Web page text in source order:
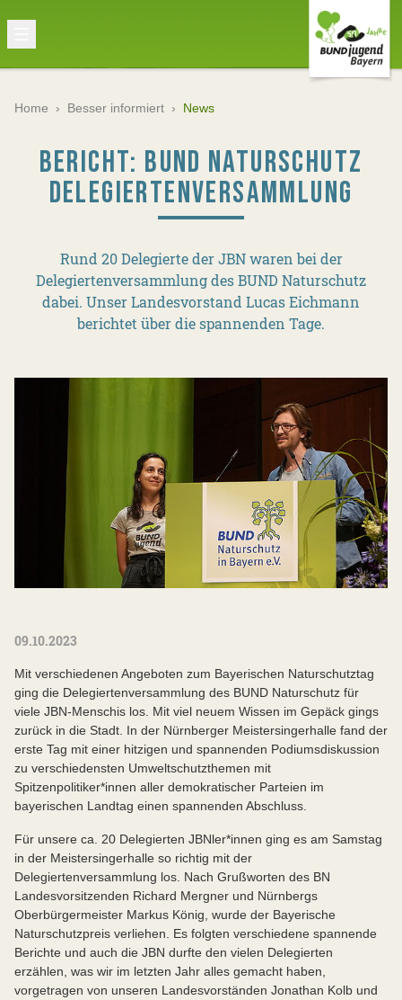
Home › Besser informiert › News
BERICHT: BUND NATURSCHUTZ
DELEGIERTENVERSAMMLUNG
Rund 20 Delegierte der JBN waren bei der
Delegiertenversammlung des BUND Naturschutz
dabei. Unser Landesvorstand Lucas Eichmann
berichtet über die spannenden Tage.
09.10.2023
Mit verschiedenen Angeboten zum Bayerischen Naturschutztag
ging die Delegiertenversammlung des BUND Naturschutz für
viele JBN-Menschis los. Mit viel neuem Wissen im Gepäck gings
zurück in die Stadt. In der Nürnberger Meistersingerhalle fand der
erste Tag mit einer hitzigen und spannenden Podiumsdiskussion
zu verschiedensten Umweltschutzthemen mit
Spitzenpolitiker*innen aller demokratischer Parteien im
bayerischen Landtag einen spannenden Abschluss.
Für unsere ca. 20 Delegierten JBNler*innen ging es am Samstag
in der Meistersingerhalle so richtig mit der
Delegiertenversammlung los. Nach Grußworten des BN
Landesvorsitzenden Richard Mergner und Nürnbergs
Oberbürgermeister Markus König, wurde der Bayerische
Naturschutzpreis verliehen. Es folgten verschiedene spannende
Berichte und auch die JBN durfte den vielen Delegierten
erzählen, was wir im letzten Jahr alles gemacht haben,
vorgetragen von unseren Landesvorständen Jonathan Kolb und